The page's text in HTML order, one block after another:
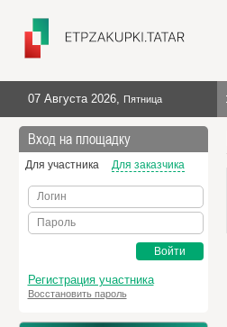
07 Августа 2026, Пятница
Вход на площадку
Для участника Для заказчика
Логин
Пароль
Войти
Регистрация участника
Восстановить пароль